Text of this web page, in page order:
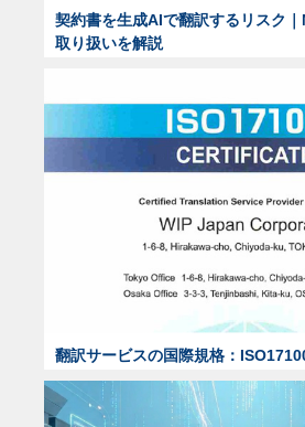
契約書を生成AIで翻訳するリスク
取り扱いを解説
翻訳サービスの国際規格：